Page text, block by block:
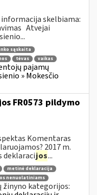
informacija skelbiama:
Atvejai
sąskaita
tėvas vaikas
pajamų
» Mokesčio
FR0573 pildymo
Komentaras
2017 m.
deklaracijos...
metinė deklaracija
nenuolatiniams
žinyno kategorijos: